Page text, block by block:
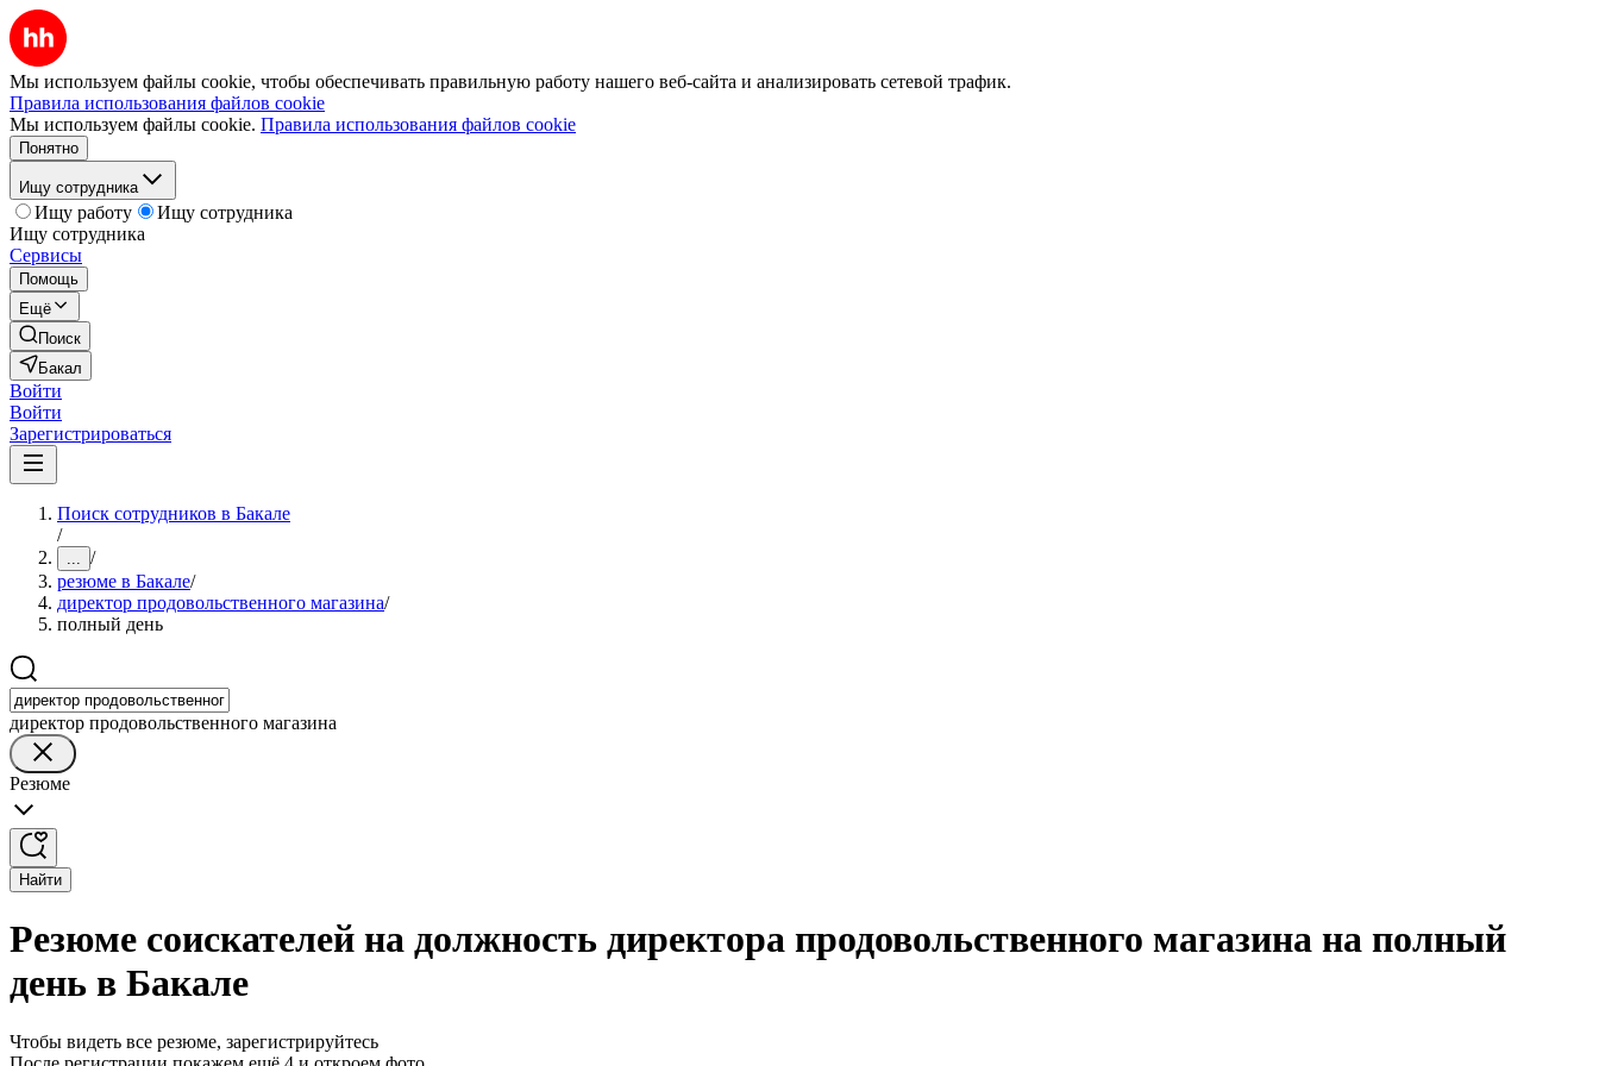
Мы используем файлы cookie, чтобы обеспечивать правильную работу нашего веб-сайта и анализировать сетевой трафик.
Правила использования файлов cookie
Мы используем файлы cookie. Правила использования файлов cookie
Понятно
Ищу сотрудника
Ищу работу
Ищу сотрудника
Ищу сотрудника
Сервисы
Помощь
Ещё
Поиск
Бакал
Войти
Войти
Зарегистрироваться
Поиск сотрудников в Бакале
/
... /
резюме в Бакале/
директор продовольственного магазина/
полный день
директор продовольственного магазина
Резюме
Найти
Резюме соискателей на должность директора продовольственного магазина на полный
день в Бакале
Чтобы видеть все резюме, зарегистрируйтесь